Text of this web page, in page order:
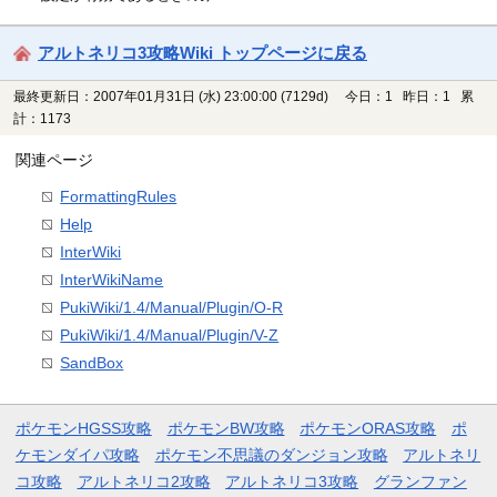
アルトネリコ3攻略Wiki トップページに戻る
最終更新日：2007年01月31日 (水) 23:00:00 (7129d)
今日：1 昨日：1 累
計：1173
関連ページ
FormattingRules
Help
InterWiki
InterWikiName
PukiWiki/1.4/Manual/Plugin/O-R
PukiWiki/1.4/Manual/Plugin/V-Z
SandBox
ポケモンHGSS攻略 ポケモンBW攻略 ポケモンORAS攻略
ポ
ケモンダイパ攻略
ポケモン不思議のダンジョン攻略
アルトネリ
コ攻略
アルトネリコ2攻略 アルトネリコ3攻略 グランファン